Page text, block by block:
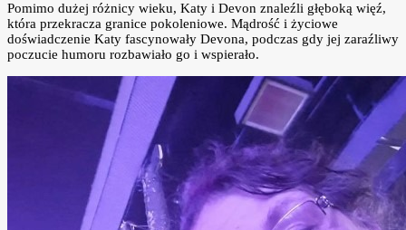
Pomimo dużej różnicy wieku, Katy i Devon znaleźli głęboką więź,
która przekracza granice pokoleniowe. Mądrość i życiowe
doświadczenie Katy fascynowały Devona, podczas gdy jej zaraźliwy
poczucie humoru rozbawiało go i wspierało.